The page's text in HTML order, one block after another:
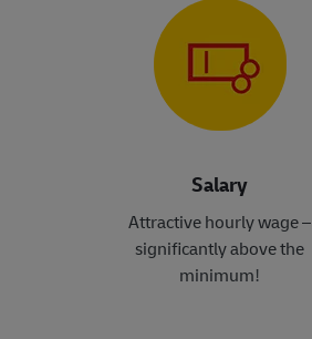
Salary
Attractive hourly wage –
significantly above the
minimum!​​​​​​​